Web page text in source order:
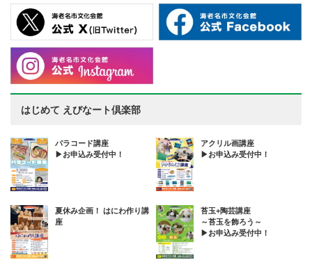
はじめて えびなート倶楽部
パラコード講座
▶お申込み受付中！
アクリル画講座
▶お申込み受付中！
夏休み企画！ はにわ作り講
座
苔玉+陶芸講座
～苔玉を飾ろう～
▶お申込み受付中！